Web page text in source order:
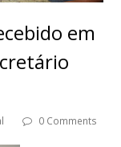
em
0 Comments